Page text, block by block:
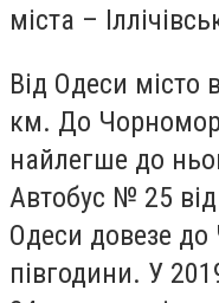
міста –
Від Одеси місто
км. До
найлегше до
Автобус № 25
Одеси довезе
півгодини. У